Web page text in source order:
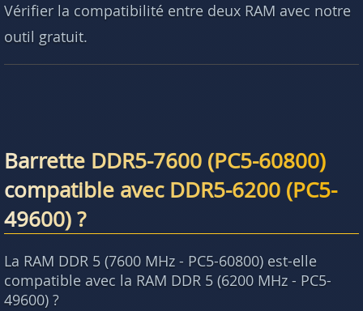
Vérifier la compatibilité entre deux RAM avec notre
outil gratuit.
Barrette DDR5-7600 (PC5-60800)
compatible avec DDR5-6200 (PC5-
49600) ?
La RAM DDR 5 (7600 MHz - PC5-60800) est-elle
compatible avec la RAM DDR 5 (6200 MHz - PC5-
49600) ?